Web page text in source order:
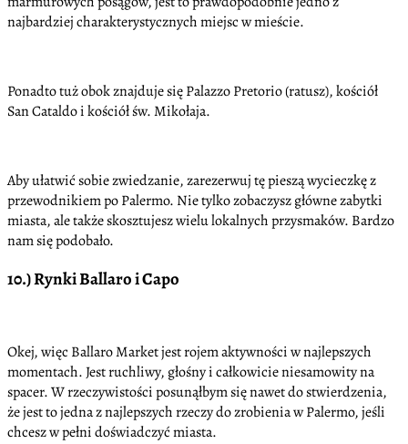
najbardziej charakterystycznych miejsc w mieście.
Ponadto tuż obok znajduje się Palazzo Pretorio (ratusz), kościół
San Cataldo i kościół św. Mikołaja.
Aby ułatwić sobie zwiedzanie, zarezerwuj tę pieszą wycieczkę z
przewodnikiem po Palermo. Nie tylko zobaczysz główne zabytki
miasta, ale także skosztujesz wielu lokalnych przysmaków. Bardzo
nam się podobało.
10.) Rynki Ballaro i Capo
Okej, więc Ballaro Market jest rojem aktywności w najlepszych
momentach. Jest ruchliwy, głośny i całkowicie niesamowity na
spacer. W rzeczywistości posunąłbym się nawet do stwierdzenia,
że jest to jedna z najlepszych rzeczy do zrobienia w Palermo, jeśli
chcesz w pełni doświadczyć miasta.